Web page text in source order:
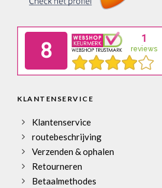
KLANTENSERVICE
Klantenservice
routebeschrijving
Verzenden & ophalen
Retourneren
Betaalmethodes